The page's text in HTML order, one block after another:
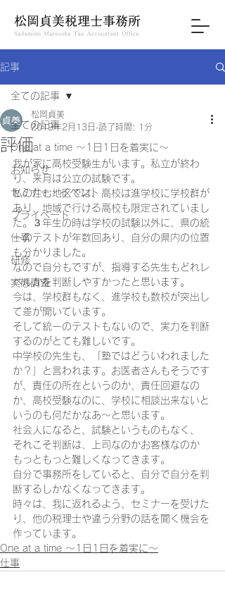
記事
全ての記事
One at a time ～1日1日を着実に～
お知らせ
セミナー・イベント
プライベート
仕事
研修
実態調査
全ての記事
評価
松岡貞美
2019年2月13日 読了時間: 1分
我が家に高校受験生がいます。私立が終わ
り、来月は公立の試験です。
私の住む地区では、高校は進学校に学校群が
あり、地域で行ける高校も限定されていまし
た。３年生の時は学校の試験以外に、県の統
一のテストが年数回あり、自分の県内の位置
も分かりました。
なので自分もですが、指導する先生もどれレ
ベルかを判断しやすかったと思います。
今は、学校群もなく、進学校も数校が突出し
て差が開いています。
そして統一のテストもないので、実力を判断
するのがとても難しいです。
中学校の先生も、「塾ではどういわれました
か？」と言われます。お医者さんもそうです
が、責任の所在というのか、責任回避なの
か、高校受験なのに、学校に相談出来ないと
いうのも何だかなあ～と思います。
社会人になると、試験というものもなく、
それこそ判断は、上司なのかお客様なのか
もっともっと難しくなってきます。
自分で事務所をしていると、自分で自分を判
断するしかなくなってきます。
時々は、我に返れるよう、セミナーを受けた
り、他の税理士や違う分野の話を聞く機会を
作っています。
One at a time ～1日1日を着実に～
仕事